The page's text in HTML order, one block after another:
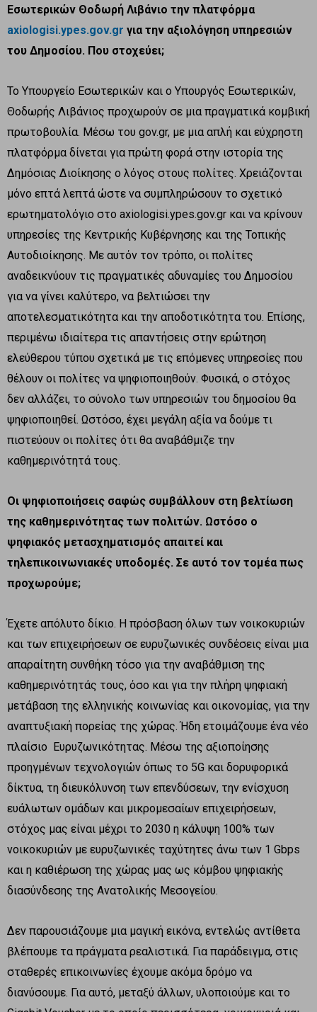
Εσωτερικών Θοδωρή Λιβάνιο την πλατφόρμα
axiologisi.ypes.gov.gr για την αξιολόγηση υπηρεσιών
του Δημοσίου. Που στοχεύει;
Το Υπουργείο Εσωτερικών και ο Υπουργός Εσωτερικών,
Θοδωρής Λιβάνιος προχωρούν σε μια πραγματικά κομβική
πρωτοβουλία. Μέσω του gov.gr, με μια απλή και εύχρηστη
πλατφόρμα δίνεται για πρώτη φορά στην ιστορία της
Δημόσιας Διοίκησης ο λόγος στους πολίτες. Χρειάζονται
μόνο επτά λεπτά ώστε να συμπληρώσουν το σχετικό
ερωτηματολόγιο στο axiologisi.ypes.gov.gr και να κρίνουν
υπηρεσίες της Κεντρικής Κυβέρνησης και της Τοπικής
Αυτοδιοίκησης. Με αυτόν τον τρόπο, οι πολίτες
αναδεικνύουν τις πραγματικές αδυναμίες του Δημοσίου
για να γίνει καλύτερο, να βελτιώσει την
αποτελεσματικότητα και την αποδοτικότητα του. Επίσης,
περιμένω ιδιαίτερα τις απαντήσεις στην ερώτηση
ελεύθερου τύπου σχετικά με τις επόμενες υπηρεσίες που
θέλουν οι πολίτες να ψηφιοποιηθούν. Φυσικά, ο στόχος
δεν αλλάζει, το σύνολο των υπηρεσιών του δημοσίου θα
ψηφιοποιηθεί. Ωστόσο, έχει μεγάλη αξία να δούμε τι
πιστεύουν οι πολίτες ότι θα αναβάθμιζε την
καθημερινότητά τους.
Οι ψηφιοποιήσεις σαφώς συμβάλλουν στη βελτίωση
της καθημερινότητας των πολιτών. Ωστόσο ο
ψηφιακός μετασχηματισμός απαιτεί και
τηλεπικοινωνιακές υποδομές. Σε αυτό τον τομέα πως
προχωρούμε;
Έχετε απόλυτο δίκιο. Η πρόσβαση όλων των νοικοκυριών
και των επιχειρήσεων σε ευρυζωνικές συνδέσεις είναι μια
απαραίτητη συνθήκη τόσο για την αναβάθμιση της
καθημερινότητάς τους, όσο και για την πλήρη ψηφιακή
μετάβαση της ελληνικής κοινωνίας και οικονομίας, για την
αναπτυξιακή πορείας της χώρας. Ήδη ετοιμάζουμε ένα νέο
πλαίσιο Ευρυζωνικότητας. Μέσω της αξιοποίησης
προηγμένων τεχνολογιών όπως το 5G και δορυφορικά
δίκτυα, τη διευκόλυνση των επενδύσεων, την ενίσχυση
ευάλωτων ομάδων και μικρομεσαίων επιχειρήσεων,
στόχος μας είναι μέχρι το 2030 η κάλυψη 100% των
νοικοκυριών με ευρυζωνικές ταχύτητες άνω των 1 Gbps
και η καθιέρωση της χώρας μας ως κόμβου ψηφιακής
διασύνδεσης της Ανατολικής Μεσογείου.
Δεν παρουσιάζουμε μια μαγική εικόνα, εντελώς αντίθετα
βλέπουμε τα πράγματα ρεαλιστικά. Για παράδειγμα, στις
σταθερές επικοινωνίες έχουμε ακόμα δρόμο να
διανύσουμε. Για αυτό, μεταξύ άλλων, υλοποιούμε και το